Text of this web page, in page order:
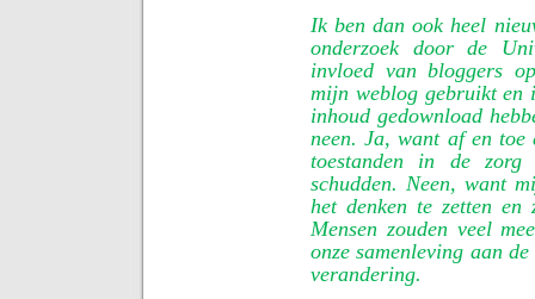
Ik ben dan ook heel
onderzoek door de
invloed van bloggers
mijn weblog gebruikt en
inhoud gedownload
neen. Ja, want af en
toestanden in de
schudden. Neen, want
het denken te zetten en
Mensen zouden veel
onze samenleving aan
verandering.